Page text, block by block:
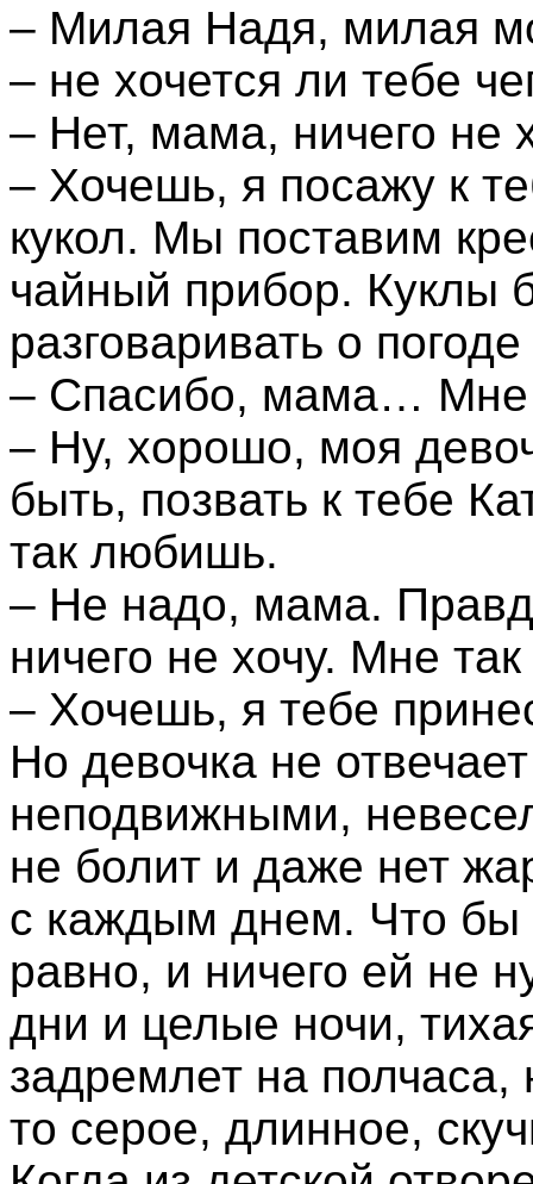
– Милая Надя, милая
– не хочется ли тебе
– Нет, мама, ничего не
– Хочешь, я посажу к
кукол. Мы поставим
чайный прибор. Куклы
разговаривать о
– Спасибо, мама…
– Ну, хорошо, моя
быть, позвать к тебе
так любишь.
– Не надо, мама.
ничего не хочу. Мне так
– Хочешь, я тебе
Но девочка не
неподвижными,
не болит и даже нет
с каждым днем. Что бы
равно, и ничего ей не
дни и целые ночи,
задремлет на полчаса,
то серое, длинное,